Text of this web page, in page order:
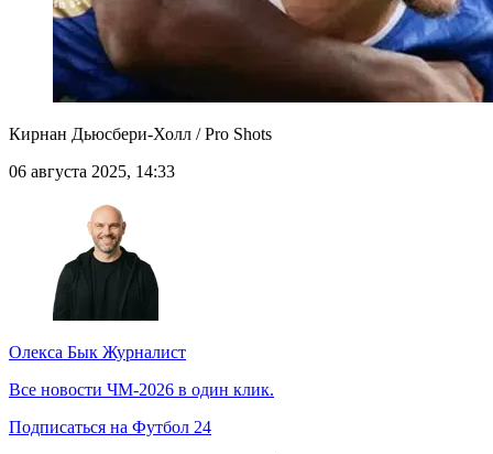
Кирнан Дьюсбери-Холл / Pro Shots
06 августа 2025, 14:33
Олекса Бык Журналист
Все новости ЧМ-2026 в один клик.
Подписаться на Футбол 24